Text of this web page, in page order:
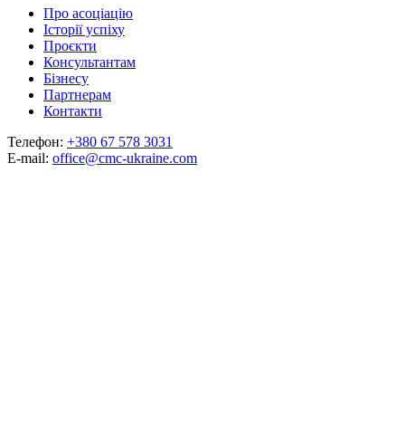
Про асоціацію
Історії успіху
Проєкти
Консультантам
Бізнесу
Партнерам
Контакти
Телефон: +380 67 578 3031
E-mail: office@cmc-ukraine.com